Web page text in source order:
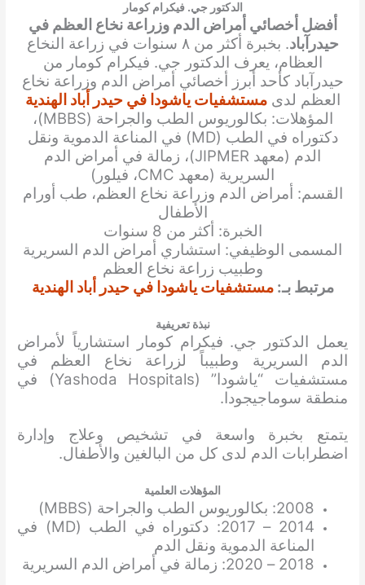
الدكتور جي. فيكرام كومار
أفضل أخصائي أمراض الدم وزراعة نخاع العظم في
حيدرآباد
. بخبرة أكثر من ٨ سنوات في زراعة النخاع
العظام، يعرف الدكتور جي. فيكرام كومار من
حيدرآباد كأحد أبرز أخصائي أمراض الدم وزراعة نخاع
العظم لدىمستشفيات ياشودا في حيدر أباد الهندية
المؤهلات: بكالوريوس الطب والجراحة (MBBS)،
دكتوراه في الطب (MD) في المناعة الدموية ونقل
الدم (معهد JIPMER)، زمالة في أمراض الدم
السريرية (معهد CMC، فيلور)
القسم: أمراض الدم وزراعة نخاع العظم، طب أورام
الأطفال
الخبرة: أكثر من 8 سنوات
المسمى الوظيفي: استشاري أمراض الدم السريرية
وطبيب زراعة نخاع العظم
مرتبط بـ:مستشفيات ياشودا في حيدر أباد الهندية
نبذة تعريفية
يعمل الدكتور جي. فيكرام كومار استشارياً لأمراض
الدم السريرية وطبيباً لزراعة نخاع العظم في
مستشفيات “ياشودا” (Yashoda Hospitals) في
منطقة سوماجيجودا.
يتمتع بخبرة واسعة في تشخيص وعلاج وإدارة
اضطرابات الدم لدى كل من البالغين والأطفال.
المؤهلات العلمية
2008: بكالوريوس الطب والجراحة (MBBS)
2014 – 2017: دكتوراه في الطب (MD) في
المناعة الدموية ونقل الدم
2018 – 2020: زمالة في أمراض الدم السريرية